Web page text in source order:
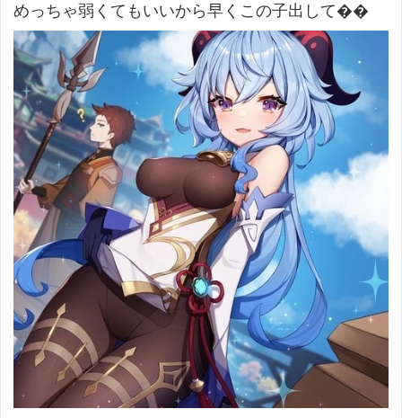
めっちゃ弱くてもいいから早くこの子出して��